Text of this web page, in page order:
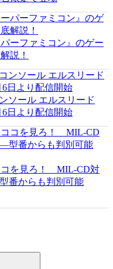
ーファミコン』のゲー
説！
ソール エルスリード
6日より配信開始
コを見ろ！ MIL-CD対
番からも判別可能